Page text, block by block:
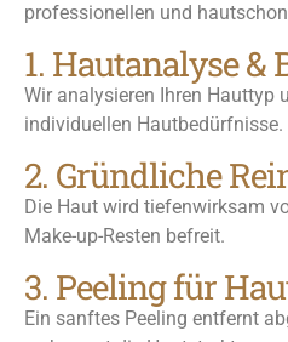
professionellen und
1. Hautanalyse &
Wir analysieren Ihren Hauttyp
individuellen Hautbedürfnisse.
2. Gründliche
Die Haut wird tiefenwirksam
Make-up-Resten befreit.
3. Peeling für
Ein sanftes Peeling entfernt